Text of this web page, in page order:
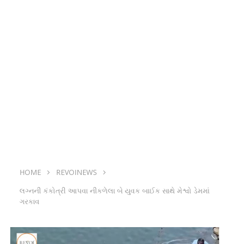
HOME
REVOINEWS
લગ્નની કંકોત્રી આપવા નીકળેલા બે યુવક બાઈક સાથે મેશ્વો ડેમમાં
ગરકાવ